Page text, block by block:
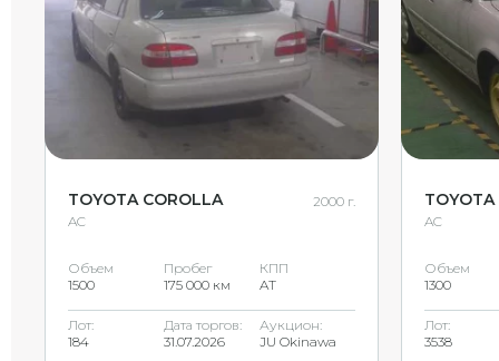
TOYOTA COROLLA
AC
2000 г.
Объем
1500
Пробег
175 000 км
КПП
AT
Лот:
184
Дата торгов:
31.07.2026
Аукцион:
JU Okinawa
AC
Объем
1300
Лот:
3538